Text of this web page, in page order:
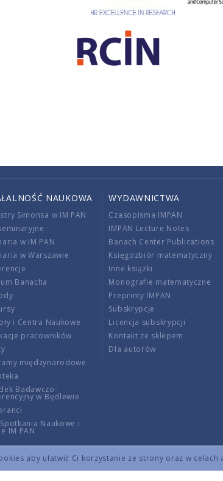
aby ułatwić Ci korzystanie ze strony oraz w celach
NAUKOWA
Simonsa w IM PAN
w IM PAN
w Warszawie
Banacha
i Centra Naukowe
pracowników
międzynarodowe
Badawczo-
w Będlewie
Spotkania Naukowe i
IM PAN
WYDAWNICTWA
Czasopisma IMPAN
IMPAN Lecture Notes
Banach Center Publications
Księgozbiór matematyczny
Inne książki
Monografie matematyczne
Preprinty IMPAN
Subskrypcje
Licencja subskrypcji
Kontakt ze sklepem
Dla autorów